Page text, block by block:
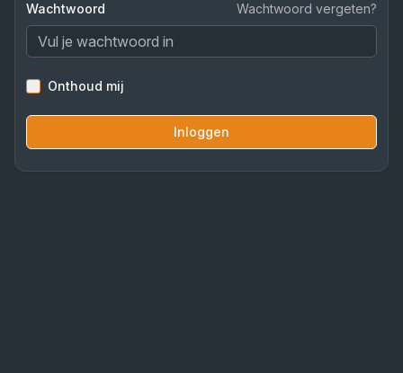
Wachtwoord Wachtwoord vergeten?
Onthoud mij
Inloggen